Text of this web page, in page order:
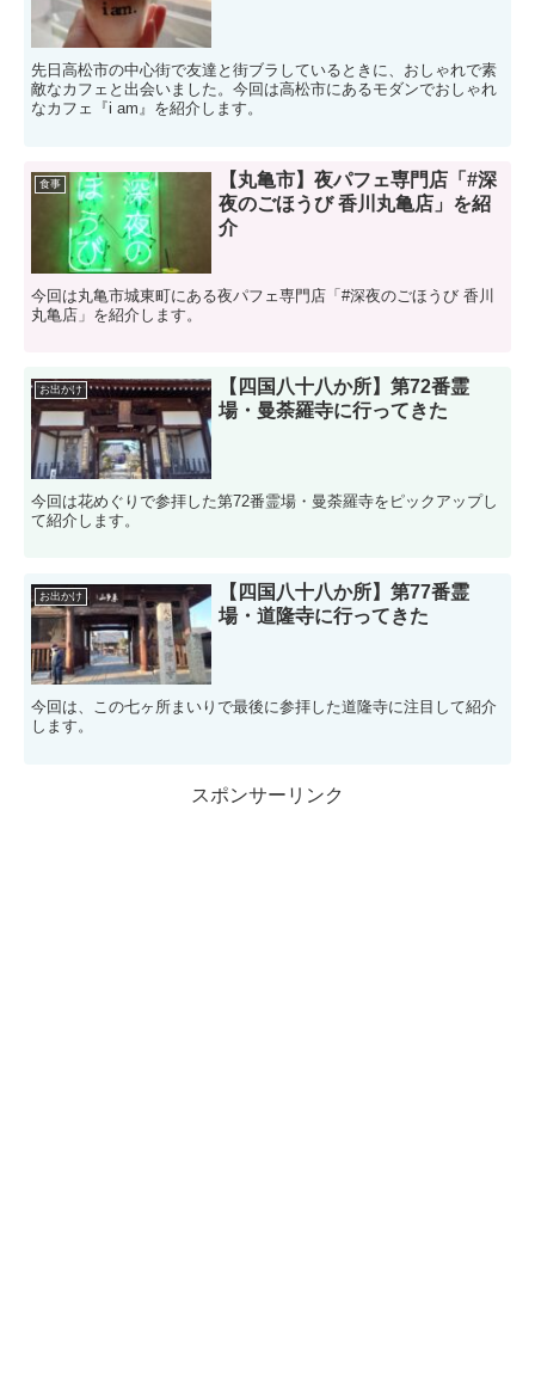
先日高松市の中心街で友達と街ブラしているときに、おしゃれで素
敵なカフェと出会いました。今回は高松市にあるモダンでおしゃれ
なカフェ『i am』を紹介します。
食事
【丸亀市】夜パフェ専門店「#深
夜のごほうび 香川丸亀店」を紹
介
今回は丸亀市城東町にある夜パフェ専門店「#深夜のごほうび 香川
丸亀店」を紹介します。
お出かけ
【四国八十八か所】第72番霊
場・曼荼羅寺に行ってきた
今回は花めぐりで参拝した第72番霊場・曼荼羅寺をピックアップし
て紹介します。
お出かけ
【四国八十八か所】第77番霊
場・道隆寺に行ってきた
今回は、この七ヶ所まいりで最後に参拝した道隆寺に注目して紹介
します。
スポンサーリンク